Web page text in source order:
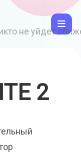
не уйдет
2